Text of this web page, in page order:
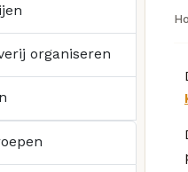
organiseren